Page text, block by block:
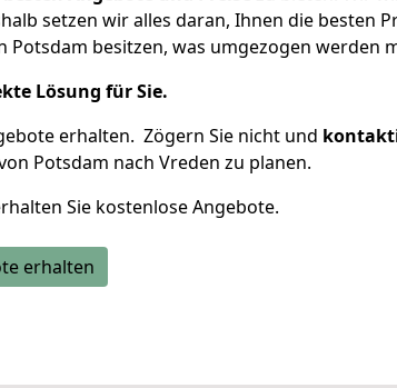
setzen wir alles daran, Ihnen die besten
besitzen, was umgezogen werden
Lösung für Sie.
erhalten. Zögern Sie nicht und
Potsdam nach Vreden zu planen.
Sie kostenlose Angebote.
erhalten